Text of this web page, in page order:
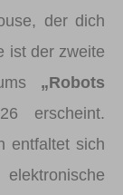
der dich
ist der zweite
„Robots
erscheint.
entfaltet sich